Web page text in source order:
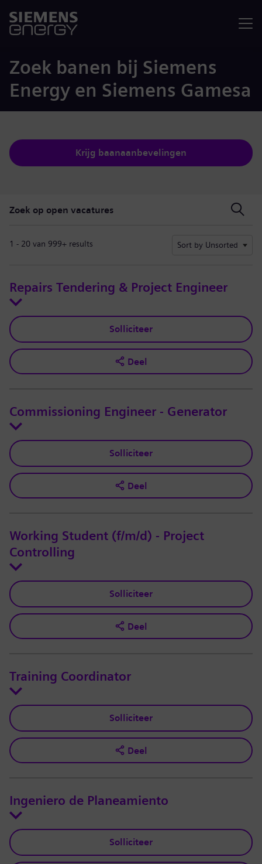
Zoek banen bij Siemens
Energy en Siemens Gamesa
Krijg baanaanbevelingen
Zoek op open vacatures
1 - 20 van 999+ results Sort by Unsorted
Repairs Tendering & Project Engineer
Solliciteer
Deel
Commissioning Engineer - Generator
Solliciteer
Deel
Working Student (f/m/d) - Project
Controlling
Solliciteer
Deel
Training Coordinator
Solliciteer
Deel
Ingeniero de Planeamiento
Solliciteer